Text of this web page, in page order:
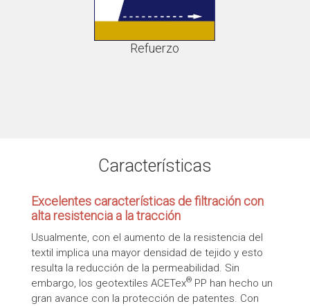
Refuerzo
Características
Excelentes características de filtración con
alta resistencia a la tracción
Usualmente, con el aumento de la resistencia del
textil implica una mayor densidad de tejido y esto
resulta la reducción de la permeabilidad. Sin
embargo, los geotextiles ACETex® PP han hecho un
gran avance con la protección de patentes. Con